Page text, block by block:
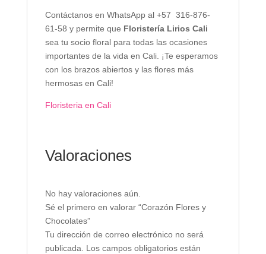
Contáctanos en WhatsApp al +57 316-876-
61-58 y permite que Floristería Lirios Cali
sea tu socio floral para todas las ocasiones
importantes de la vida en Cali. ¡Te esperamos
con los brazos abiertos y las flores más
hermosas en Cali!
Floristeria en Cali
Valoraciones
No hay valoraciones aún.
Sé el primero en valorar “Corazón Flores y
Chocolates”
Tu dirección de correo electrónico no será
publicada. Los campos obligatorios están